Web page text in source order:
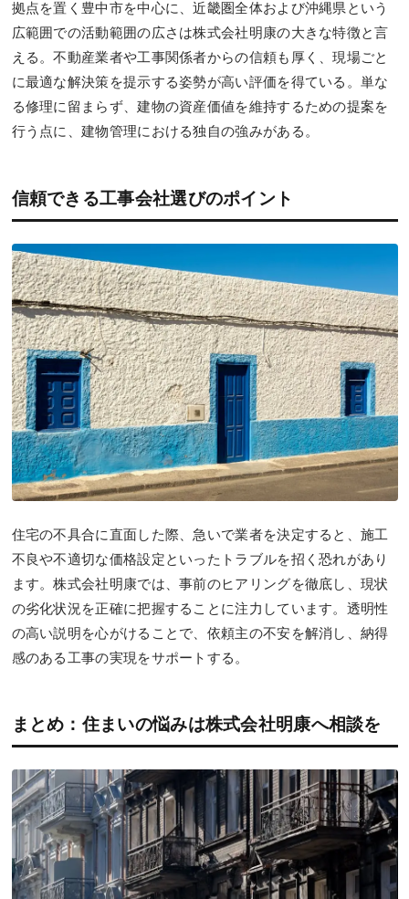
拠点を置く豊中市を中心に、近畿圏全体および沖縄県という
広範囲での活動範囲の広さは株式会社明康の大きな特徴と言
える。不動産業者や工事関係者からの信頼も厚く、現場ごと
に最適な解決策を提示する姿勢が高い評価を得ている。単な
る修理に留まらず、建物の資産価値を維持するための提案を
行う点に、建物管理における独自の強みがある。
信頼できる工事会社選びのポイント
住宅の不具合に直面した際、急いで業者を決定すると、施工
不良や不適切な価格設定といったトラブルを招く恐れがあり
ます。株式会社明康では、事前のヒアリングを徹底し、現状
の劣化状況を正確に把握することに注力しています。透明性
の高い説明を心がけることで、依頼主の不安を解消し、納得
感のある工事の実現をサポートする。
まとめ：住まいの悩みは株式会社明康へ相談を